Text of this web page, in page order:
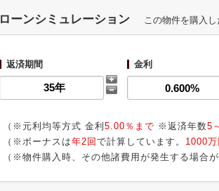
ローンシミュレーション この物件を購入
返済期間 金利
（※元利均等方式 金利 5.00％まで ※返済年数5
（※ボーナスは年2回 で計算しています。 1000万
（※物件購入時、その他諸費用が発生する場合が